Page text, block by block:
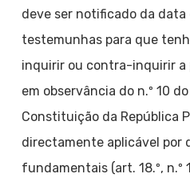
deve ser notificado da
testemunhas para que
inquirir ou contra-inquirir a
em observância do n.º 10
Constituição da República
directamente aplicável por
fundamentais (art. 18.º, n.º